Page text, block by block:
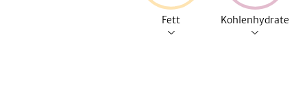
Fett Kohlenhydrate